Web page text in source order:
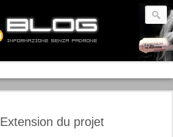
Extension du projet